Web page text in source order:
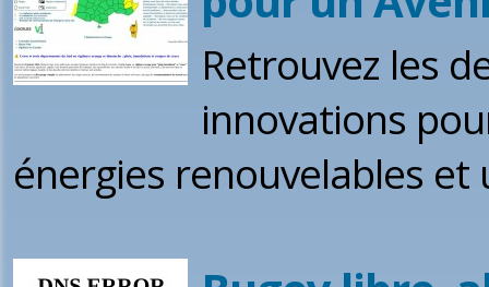
Retrouvez les
innovations
énergies renouvelables